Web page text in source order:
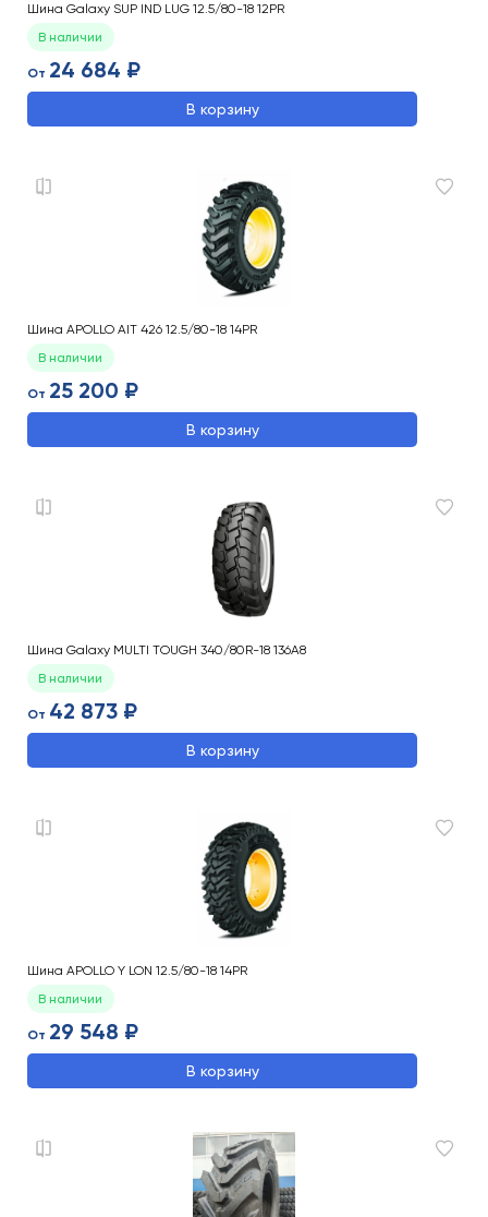
Шина Galaxy SUP IND LUG 12.5/80-18 12PR
В наличии
От 24 684 ₽
В корзину
Шина APOLLO AIT 426 12.5/80-18 14PR
В наличии
От 25 200 ₽
В корзину
Шина Galaxy MULTI TOUGH 340/80R-18 136A8
В наличии
От 42 873 ₽
В корзину
Шина APOLLO Y LON 12.5/80-18 14PR
В наличии
От 29 548 ₽
В корзину